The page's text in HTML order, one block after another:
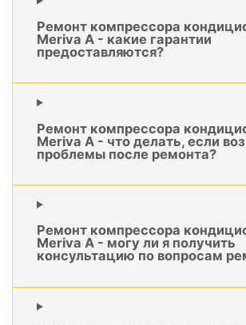
Ремонт компрессора
Meriva A - какие гарантии
предоставляются?
Ремонт компрессора
Meriva A - что делать, если
проблемы после ремонта?
Ремонт компрессора
Meriva A - могу ли я получить
консультацию по вопросам